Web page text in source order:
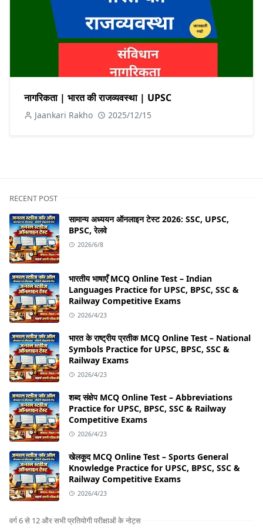
नागरिकता | भारत की राजव्यवस्था | UPSC
Jaankari Rakho 2025/12/15
RECENT POST
सामान्य अध्ययन ऑनलाइन टेस्ट 2026: SSC, UPSC,
BPSC, रेलवे
2026/6/8
भारतीय भाषाएँ MCQ Online Test – Indian
Languages Practice for UPSC, BPSC, SSC &
Railway Competitive Exams
2026/4/23
भारत के राष्ट्रीय प्रतीक MCQ Online Test – National
Symbols Practice for UPSC, BPSC, SSC &
Railway Exams
2026/4/23
शब्द संक्षेप MCQ Online Test – Abbreviations
Practice for UPSC, BPSC, SSC & Railway
Competitive Exams
2026/4/23
खेलकूद MCQ Online Test – Sports General
Knowledge Practice for UPSC, BPSC, SSC &
Railway Competitive Exams
2026/4/23
वर्ग 6 से 12 और सभी प्रतियोगी परीक्षाओं के नोट्स